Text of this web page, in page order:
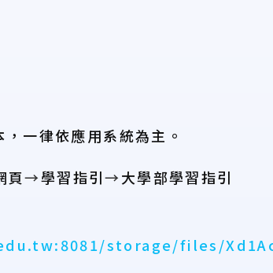
一律依應用系統為主。
頁→學習指引→大學部學習指引
storage/files/